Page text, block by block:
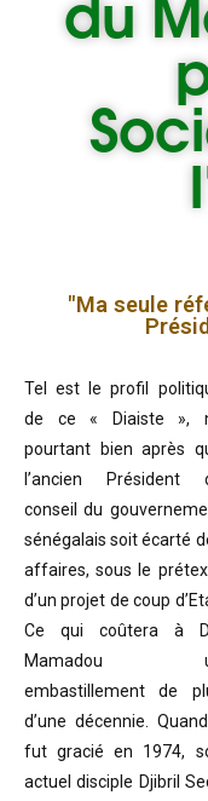
du
"Ma seule
Tel est le profil
de ce « Diaiste »,
pourtant bien après
l’ancien Président
conseil du
sénégalais soit écarté
affaires, sous le
d’un projet de coup
Ce qui coûtera à
Mamadou
embastillement de
d’une décennie.
fut gracié en 1974,
actuel disciple Djibril